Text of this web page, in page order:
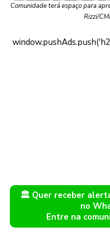
Comunidade terá espaço para
Rizzi/
🏛️ Quer receber
no
Entre na